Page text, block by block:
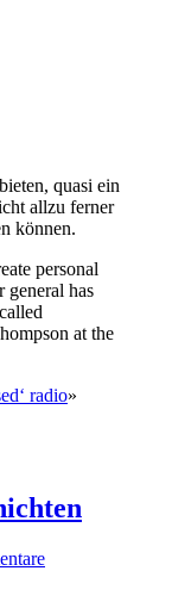
quasi ein
allzu ferner
können.
personal
general has
at the
radio»